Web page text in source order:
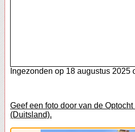
Ingezonden op 18 augustus 2025
Geef een foto door van de Optocht
(Duitsland).